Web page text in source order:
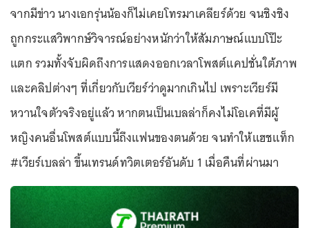
จากมีข่าว นางเอกรุ่นน้องก็ไม่เคยโทรมาเคลียร์ด้วย จนชิงชิง
ถูกกระแสวิพากษ์วิจารณ์อย่างหนักว่าให้สัมภาษณ์แบบโป๊ะ
แตก รวมทั้งจับผิดถึงการแสดงออกเวลาโพสต์แคปชั่นใต้ภาพ
และคลิปต่างๆ ที่เกี่ยวกับเวียร์ว่าดูมากเกินไป เพราะเวียร์มี
หวานใจตัวจริงอยู่แล้ว หากตนเป็นเบลล่าก็คงไม่โอเคที่มีผู้
หญิงคนอื่นโพสต์แบบนี้ถึงแฟนของตนด้วย จนทำให้แฮชแท็ก
#เวียร์เบลล่า ขึ้นเทรนด์ทวิตเตอร์อันดับ 1 เมื่อคืนที่ผ่านมา